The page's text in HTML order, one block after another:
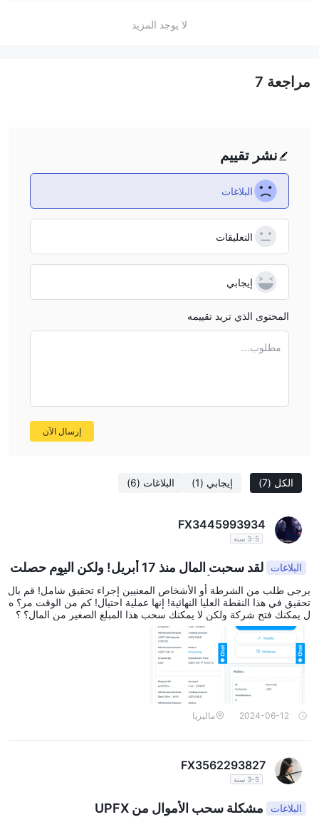
لا يوجد المزيد
الكل (7) إيجابي (1) البلاغات (6)
FX3445993934
3-5 سنة
البلاغات
لقد سحبت المال منذ 17 أبريل! ولكن اليوم حصلت
فقط على 72 دولار أمريكي!! إذا لم يكن هذا احتيالًا، فما هو؟
يرجى طلب من الشرطة أو الأشخاص المعنيين إجراء تحقيق شامل! قم بال
تحقيق في هذا النقطة العليا النهائية! إنها عملية احتيال! كم من الوقت مر؟ ه
ل يمكنك فتح شركة ولكن لا يمكنك سحب هذا المبلغ الصغير من المال؟ ؟
2024-06-12 ماليزيا
FX3562293827
3-5 سنة
البلاغات مشكلة سحب الأموال من UPFX
نشر تقييم
البلاغات
التعليقات
إيجابي
المحتوى الذي تريد تقييمه
مطلوب...
إرسال الآن
مراجعة